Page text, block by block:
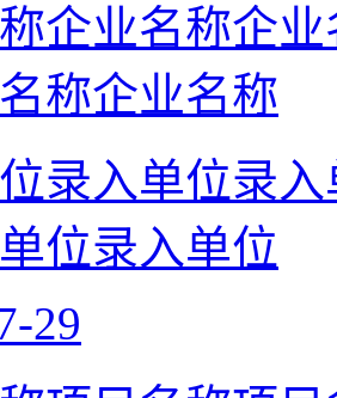
企业名称企
称企业名称
录入单位录
位录入单位
29